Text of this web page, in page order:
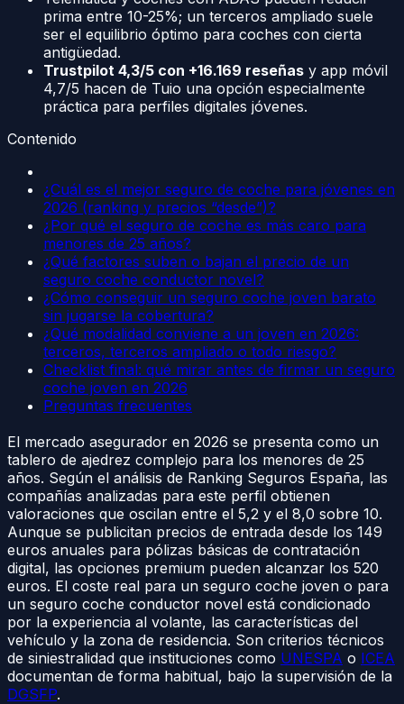
prima entre 10-25%; un terceros ampliado suele
ser el equilibrio óptimo para coches con cierta
antigüedad.
Trustpilot 4,3/5 con +16.169 reseñas y app móvil
4,7/5 hacen de Tuio una opción especialmente
práctica para perfiles digitales jóvenes.
Contenido
¿Cuál es el mejor seguro de coche para jóvenes en
2026 (ranking y precios “desde”)?
¿Por qué el seguro de coche es más caro para
menores de 25 años?
¿Qué factores suben o bajan el precio de un
seguro coche conductor novel?
¿Cómo conseguir un seguro coche joven barato
sin jugarse la cobertura?
¿Qué modalidad conviene a un joven en 2026:
terceros, terceros ampliado o todo riesgo?
Checklist final: qué mirar antes de firmar un seguro
coche joven en 2026
Preguntas frecuentes
El mercado asegurador en 2026 se presenta como un
tablero de ajedrez complejo para los menores de 25
años. Según el análisis de Ranking Seguros España, las
compañías analizadas para este perfil obtienen
valoraciones que oscilan entre el 5,2 y el 8,0 sobre 10.
Aunque se publicitan precios de entrada desde los 149
euros anuales para pólizas básicas de contratación
digital, las opciones premium pueden alcanzar los 520
euros. El coste real para un seguro coche joven o para
un seguro coche conductor novel está condicionado
por la experiencia al volante, las características del
vehículo y la zona de residencia. Son criterios técnicos
de siniestralidad que instituciones como UNESPA o ICEA
documentan de forma habitual, bajo la supervisión de la
DGSFP.